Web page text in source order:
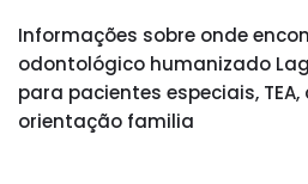
Informações sobre onde
odontológico humanizado
para pacientes especiais,
orientação familia